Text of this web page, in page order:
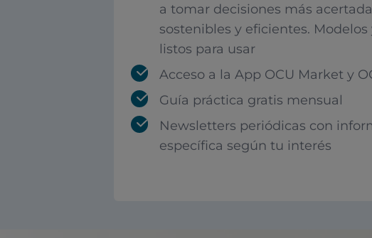
a tomar decisiones más
sostenibles y eficientes. Modelos
listos para usar
Acceso a la App OCU Market y
Guía práctica gratis mensual
Newsletters periódicas con
específica según tu interés